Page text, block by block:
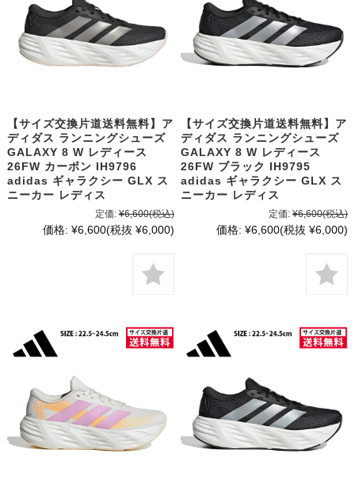
【サイズ交換片道送料無料】ア
ディダス ランニングシューズ
GALAXY 8 W レディース
26FW カーボン IH9796
adidas ギャラクシー GLX ス
ニーカー レディス
定価: ¥6,600(税込)
価格: ¥6,600(税抜 ¥6,000)
【サイズ交換片道送料無料】ア
ディダス ランニングシューズ
GALAXY 8 W レディース
26FW ブラック IH9795
adidas ギャラクシー GLX ス
ニーカー レディス
定価: ¥6,600(税込)
価格: ¥6,600(税抜 ¥6,000)